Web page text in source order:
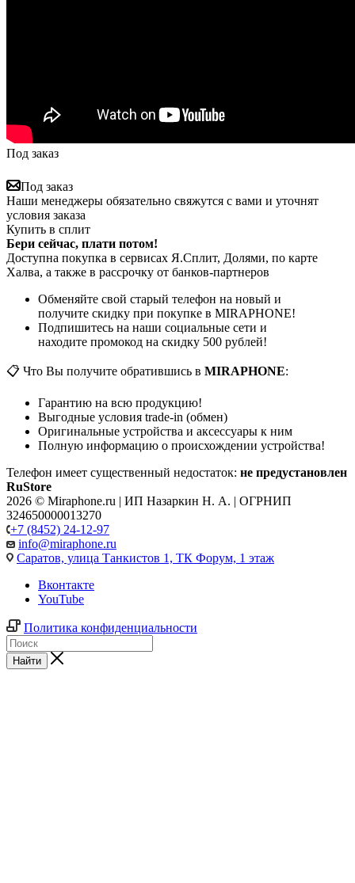
Под заказ
Под заказ
Наши менеджеры обязательно свяжутся с вами и уточнят
условия заказа
Купить в сплит
Бери сейчас, плати потом!
Доступна покупка в сервисах Я.Сплит, Долями, по карте
Халва, а также в рассрочку от банков-партнеров
Обменяйте свой старый телефон на новый и
получите скидку при покупке в MIRAPHONE!
Подпишитесь на наши социальные сети и
находите промокод на скидку 500 рублей!
📋 Что Вы получите обратившись в MIRAPHONE:
Гарантию на всю продукцию!
Выгодные условия trade-in (обмен)
Оригинальные устройства и аксессуары к ним
Полную информацию о происхождении устройства!
Телефон имеет существенный недостаток: не предустановлен
RuStore
2026 © Miraphone.ru | ИП Назаркин Н. А. | ОГРНИП
324650000013270
+7 (8452) 24-12-97
info@miraphone.ru
Саратов, улица Танкистов 1, ТК Форум, 1 этаж
Вконтакте
YouTube
Политика конфиденциальности
Найти